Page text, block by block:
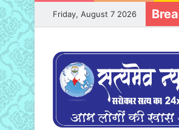
Friday, August 7 2026